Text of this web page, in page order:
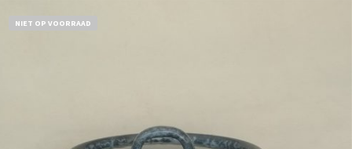
NIET OP VOORRAAD